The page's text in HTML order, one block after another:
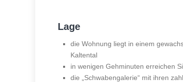
Lage
die Wohnung liegt in einem
Kaltental
in wenigen Gehminuten erreichen
die „Schwabengalerie“ mit ihren